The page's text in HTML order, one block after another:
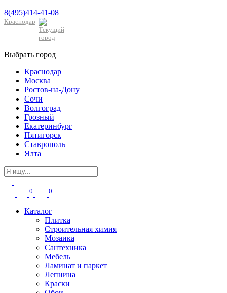
8(495)414-41-08
Краснодар
Выбрать город
Краснодар
Москва
Ростов-на-Дону
Сочи
Волгоград
Грозный
Екатеринбург
Пятигорск
Ставрополь
Ялта
0 0
Каталог
Плитка
Строительная химия
Мозаика
Сантехника
Мебель
Ламинат и паркет
Лепнина
Краски